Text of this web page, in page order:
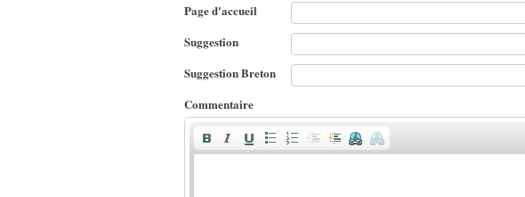
Page d'accueil
Suggestion
Suggestion Breton
Commentaire